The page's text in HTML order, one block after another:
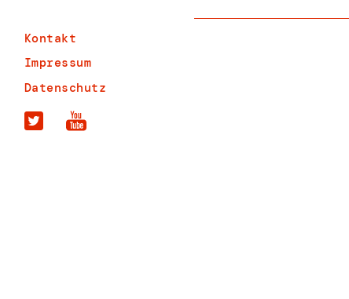
Kontakt
Impressum
Datenschutz